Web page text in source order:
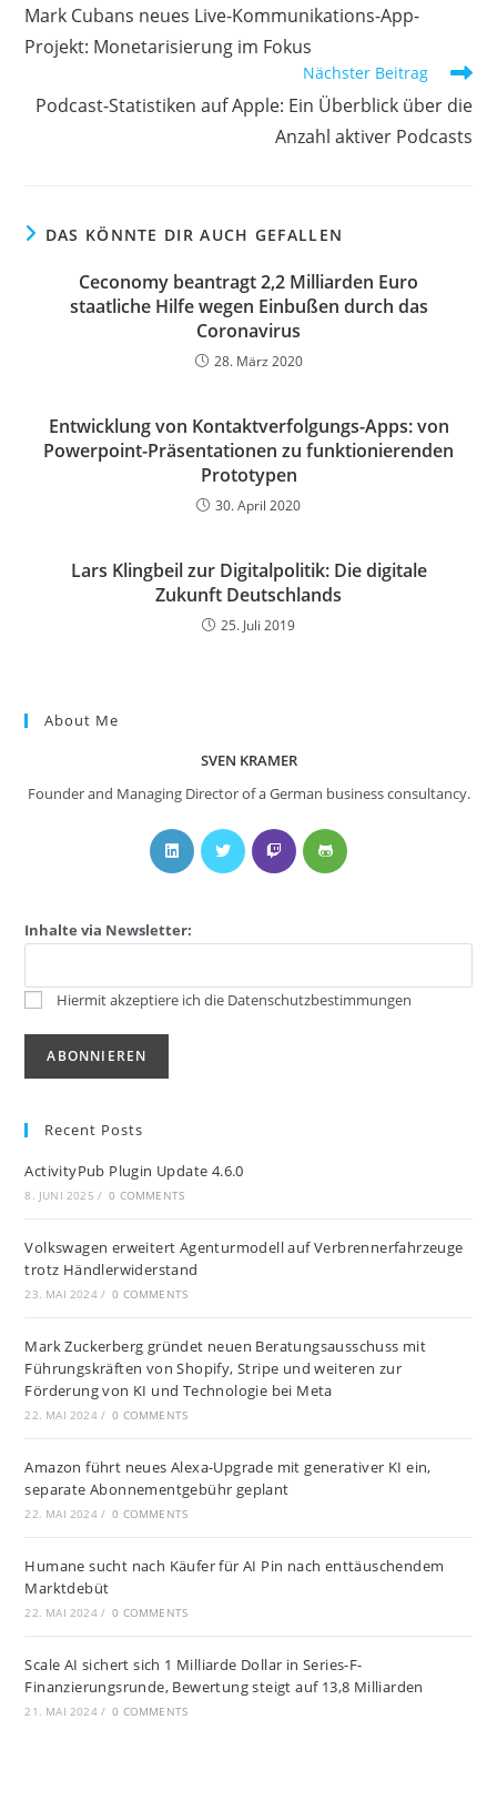
Mark Cubans neues Live-Kommunikations-App-
Projekt: Monetarisierung im Fokus
Nächster Beitrag
Podcast-Statistiken auf Apple: Ein Überblick über die
Anzahl aktiver Podcasts
DAS KÖNNTE DIR AUCH GEFALLEN
Ceconomy beantragt 2,2 Milliarden Euro
staatliche Hilfe wegen Einbußen durch das
Coronavirus
28. März 2020
Entwicklung von Kontaktverfolgungs-Apps: von
Powerpoint-Präsentationen zu funktionierenden
Prototypen
30. April 2020
Lars Klingbeil zur Digitalpolitik: Die digitale
Zukunft Deutschlands
25. Juli 2019
About Me
SVEN KRAMER
Founder and Managing Director of a German business consultancy.
Inhalte via Newsletter:
Hiermit akzeptiere ich die Datenschutzbestimmungen
Recent Posts
ActivityPub Plugin Update 4.6.0
8. JUNI 2025 / 0 COMMENTS
Volkswagen erweitert Agenturmodell auf Verbrennerfahrzeuge
trotz Händlerwiderstand
23. MAI 2024 / 0 COMMENTS
Mark Zuckerberg gründet neuen Beratungsausschuss mit
Führungskräften von Shopify, Stripe und weiteren zur
Förderung von KI und Technologie bei Meta
22. MAI 2024 / 0 COMMENTS
Amazon führt neues Alexa-Upgrade mit generativer KI ein,
separate Abonnementgebühr geplant
22. MAI 2024 / 0 COMMENTS
Humane sucht nach Käufer für AI Pin nach enttäuschendem
Marktdebüt
22. MAI 2024 / 0 COMMENTS
Scale AI sichert sich 1 Milliarde Dollar in Series-F-
Finanzierungsrunde, Bewertung steigt auf 13,8 Milliarden
21. MAI 2024 / 0 COMMENTS